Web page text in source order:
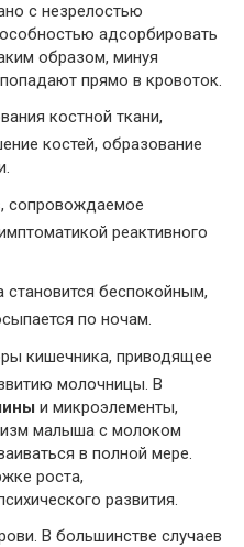
с незрелостью
адсорбировать
образом, минуя
прямо в кровоток.
костной ткани,
костей, образование
сопровождаемое
реактивного
становится беспокойным,
по ночам.
кишечника, приводящее
молочницы. В
и микроэлементы,
малыша с молоком
в полной мере.
роста,
развития.
В большинстве случаев